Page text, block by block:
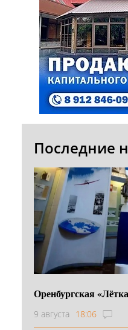
Последние
Оренбургская
9 августа 18:06